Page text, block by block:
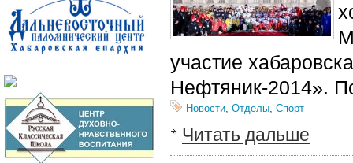
участие
Нефтяник-2014».
Новости, Отделы, Спорт
Читать дальше